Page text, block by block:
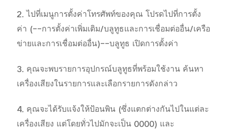
ประเทศไทย | เลือกประเทศ/ภูมิภาค
2. ไปที่เมนูการตั้งค่าโทรศัพท์ของคุณ โปรดไปที่การตั้ง
ค่า (--การตั้งค่าเพิ่มเติม/บลูทูธและการเชื่อมต่ออื่น/เครือ
ข่ายและการเชื่อมต่ออื่น)--บลูทูธ เปิดการตั้งค่า
3. คุณจะพบรายการอุปกรณ์บลูทูธที่พร้อมใช้งาน ค้นหา
เครื่องเสียงในรายการและเลือกรายการดังกล่าว
4. คุณจะได้รับแจ้งให้ป้อนพิน (ซึ่งแตกต่างกันไปในแต่ละ
เครื่องเสียง แต่โดยทั่วไปมักจะเป็น 0000) และ